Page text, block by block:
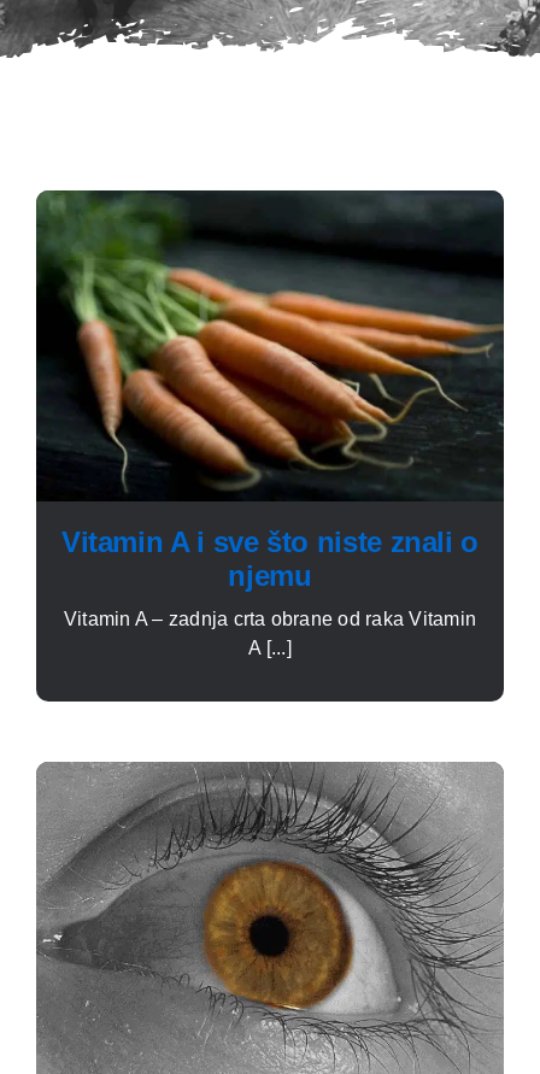
Vitamin A i sve što niste znali o
njemu
Vitamin A – zadnja crta obrane od raka Vitamin
A [...]